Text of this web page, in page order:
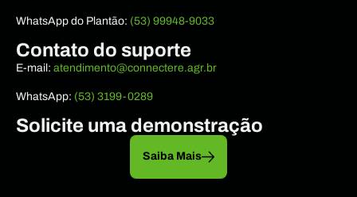
WhatsApp do Plantão: (53) 99948-9033
Contato do suporte
E-mail: atendimento@connectere.agr.br
WhatsApp: (53) 3199-0289
Solicite uma demonstração
Saiba Mais